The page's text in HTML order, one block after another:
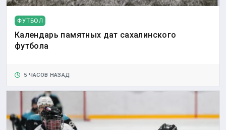
ФУТБОЛ
Календарь памятных дат сахалинского
футбола
5 ЧАСОВ НАЗАД